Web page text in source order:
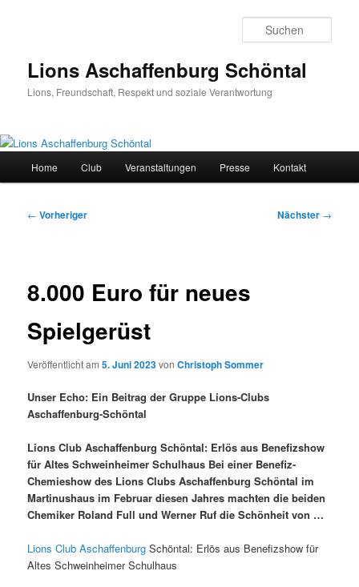
Lions Aschaffenburg Schöntal
Lions, Freundschaft, Respekt und soziale Verantwortung
Home Club Veranstaltungen Presse Kontakt
Beitragsnavigation
← Vorheriger Nächster →
8.000 Euro für neues
Spielgerüst
Veröffentlicht am5. Juni 2023vonChristoph Sommer
Unser Echo: Ein Beitrag der Gruppe Lions-Clubs
Aschaffenburg-Schöntal
Lions Club Aschaffenburg Schöntal: Erlös aus Benefizshow
für Altes Schweinheimer Schulhaus Bei einer Benefiz-
Chemieshow des Lions Clubs Aschaffenburg Schöntal im
Martinushaus im Februar diesen Jahres machten die beiden
Chemiker Roland Full und Werner Ruf die Schönheit von …
Lions Club Aschaffenburg Schöntal: Erlös aus Benefizshow für
Altes Schweinheimer Schulhaus